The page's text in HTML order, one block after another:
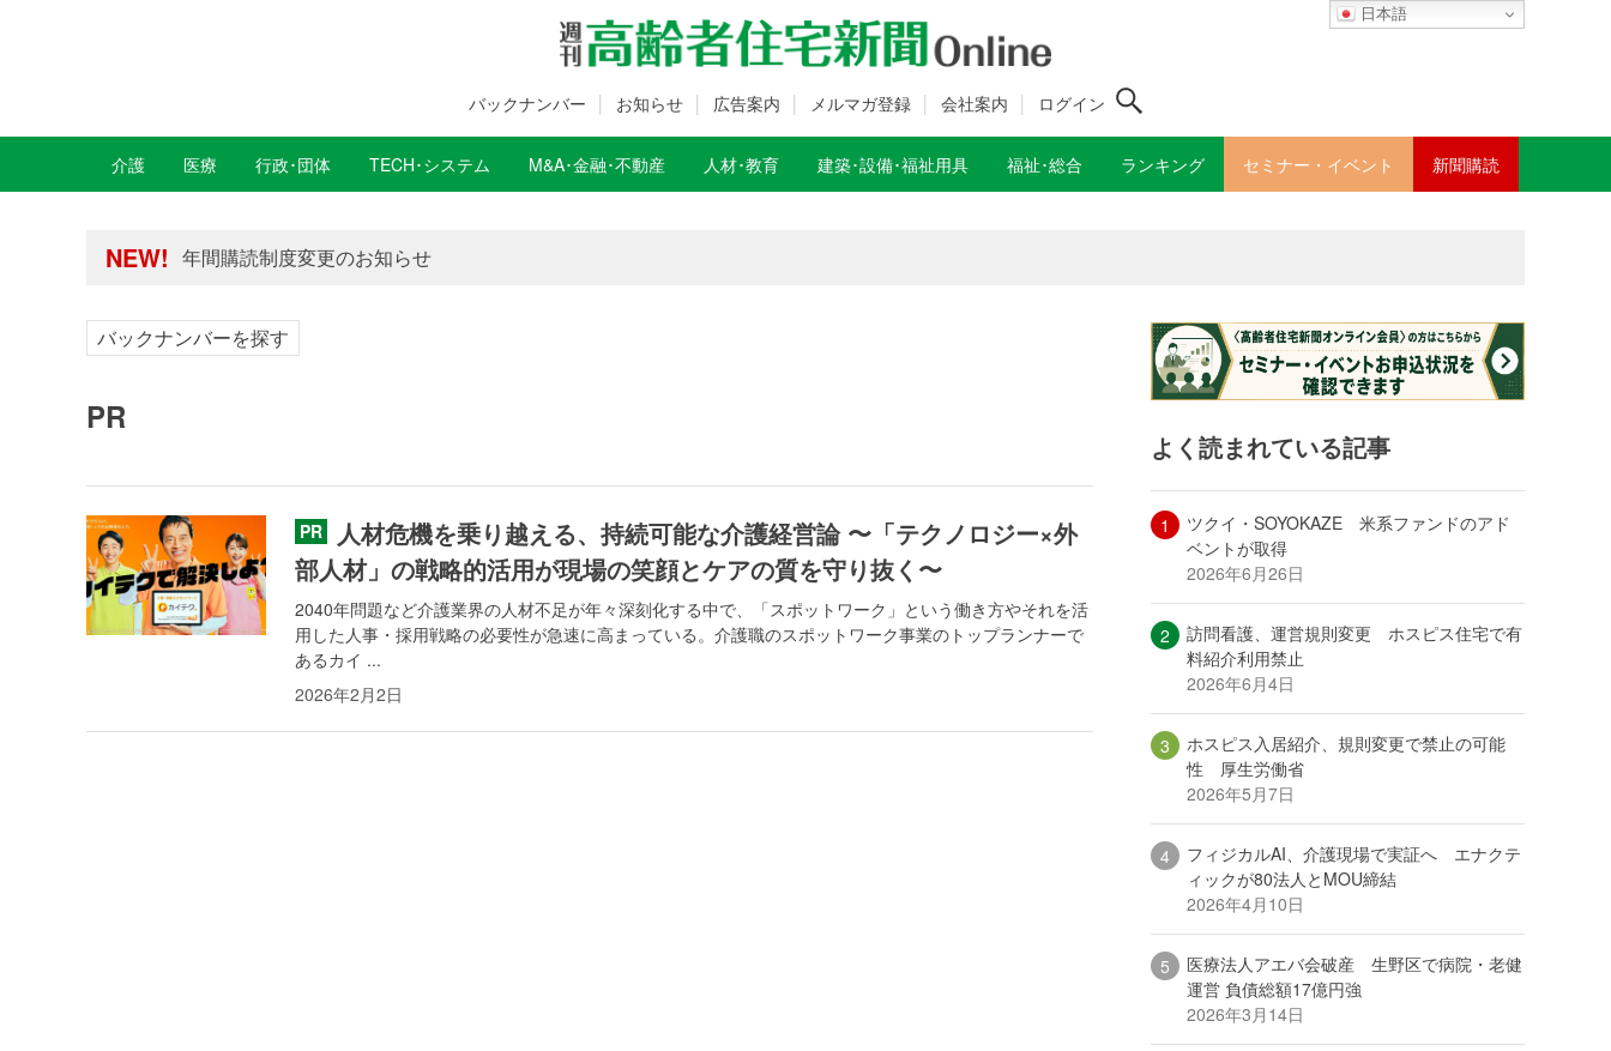
日本語
バックナンバー お知らせ 広告案内 メルマガ登録 会社案内 ログイン
介護 医療 行政･団体 TECH･システム M&A･金融･不動産 人材･教育 建築･設備･福祉用具 福祉･総合 ランキング セミナー・イベント 新聞購読
NEW!
年間購読制度変更のお知らせ
年間購読制度変更のお知らせ
高齢者住宅新聞 無料会員の皆様へ閲覧本数変更のお知らせ
バックナンバーを探す
PR
PR
人材危機を乗り越える、持続可能な介護経営論 〜「テクノロジー×外
部人材」の戦略的活用が現場の笑顔とケアの質を守り抜く〜
2040年問題など介護業界の人材不足が年々深刻化する中で、「スポットワーク」という働き方やそれを活
用した人事・採用戦略の必要性が急速に高まっている。介護職のスポットワーク事業のトップランナーで
あるカイ ...
2026年2月2日
よく読まれている記事
ツクイ・SOYOKAZE 米系ファンドのアド
ベントが取得
2026年6月26日
訪問看護、運営規則変更 ホスピス住宅で有
料紹介利用禁止
2026年6月4日
ホスピス入居紹介、規則変更で禁止の可能
性 厚生労働省
2026年5月7日
フィジカルAI、介護現場で実証へ エナクテ
ィックが80法人とMOU締結
2026年4月10日
医療法人アエバ会破産 生野区で病院・老健
運営 負債総額17億円強
2026年3月14日